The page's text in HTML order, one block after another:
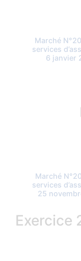
Marché
services
6 janvier
Marché
services
25
Exercice